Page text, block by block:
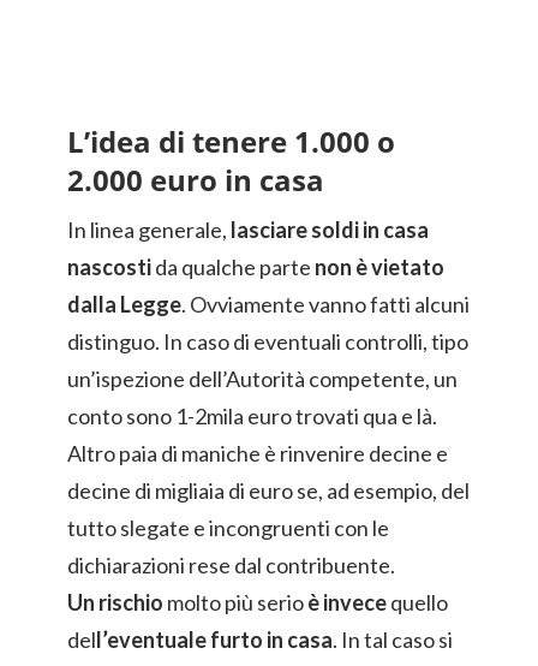
L’idea di tenere 1.000 o
2.000 euro in casa
In linea generale, lasciare soldi in casa
nascostida qualche parte non è vietato
dalla Legge. Ovviamente vanno fatti alcuni
distinguo. In caso di eventuali controlli, tipo
un’ispezione dell’Autorità competente, un
conto sono 1-2mila euro trovati qua e là.
Altro paia di maniche è rinvenire decine e
decine di migliaia di euro se, ad esempio, del
tutto slegate e incongruenti con le
dichiarazioni rese dal contribuente.
Un rischio molto più serioè invecequello
dell’eventuale furto in casa. In tal caso si